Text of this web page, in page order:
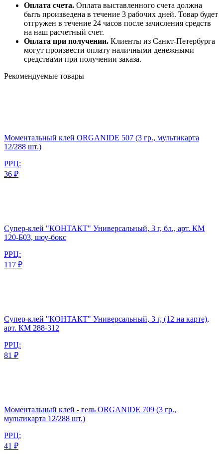
Оплата счета. Оплата выставленного счета должна
быть произведена в течение 3 рабочих дней. Товар будет
отгружен в течение 24 часов после зачисления средств
на наш расчетный счет.
Оплата при получении. Клиенты из Санкт-Петербурга
могут произвести оплату наличными денежными
средствами при получении заказа.
Рекомендуемые товары
Моментальный клей ORGANIDE 507 (3 гр., мультикарта
12/288 шт.)
РРЦ:
36 ₽
Супер-клей "КОНТАКТ" Универсальный, 3 г, бл., арт. КМ
120-Б03, шоу-бокс
РРЦ:
117 ₽
Супер-клей "КОНТАКТ" Универсальный, 3 г, (12 на карте),
арт. КМ 288-312
РРЦ:
81 ₽
Моментальный клей - гель ORGANIDE 709 (3 гр.,
мультикарта 12/288 шт.)
РРЦ:
41 ₽